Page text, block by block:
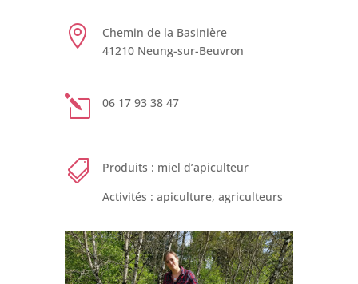

Chemin de la Basinière
41210 Neung-sur-Beuvron
l 06 17 93 38 47

Produits : miel d’apiculteur
Activités : apiculture, agriculteurs